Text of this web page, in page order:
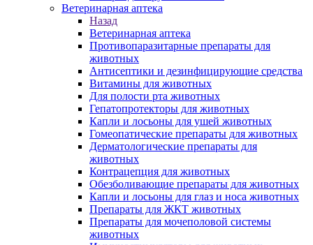
Ветеринарная аптека
Назад
Ветеринарная аптека
Противопаразитарные препараты для
животных
Антисептики и дезинфицирующие средства
Витамины для животных
Для полости рта животных
Гепатопротекторы для животных
Капли и лосьоны для ушей животных
Гомеопатические препараты для животных
Дерматологические препараты для
животных
Контрацепция для животных
Обезболивающие препараты для животных
Капли и лосьоны для глаз и носа животных
Препараты для ЖКТ животных
Препараты для мочеполовой системы
животных